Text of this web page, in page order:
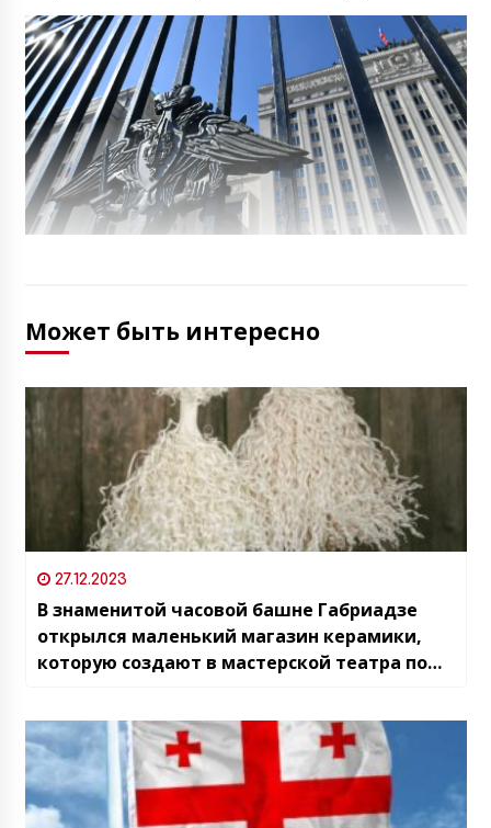
Может быть интересно
27.12.2023
В знаменитой часовой башне Габриадзе
открылся маленький магазин керамики,
которую создают в мастерской театра по